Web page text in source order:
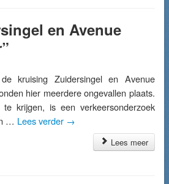
en Avenue
kruising Zuidersingel en Avenue
hier meerdere ongevallen plaats.
krijgen, is een verkeersonderzoek
… Lees verder →
Lees meer